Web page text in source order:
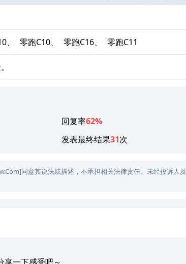
、 零跑C10、 零跑C16、 零跑C11
回复率62%
发表最终结果31次
同意其说法或描述，不承担相关法律责任。未经投诉人及